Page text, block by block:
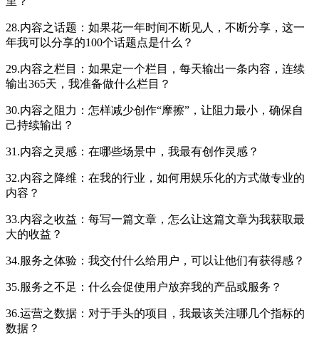
28.内容之话题：如果花一年时间不断见人，不断分享，这一
年我可以分享的100个话题点是什么？
29.内容之栏目：如果定一个栏目，每天输出一条内容，连续
输出365天，我准备做什么栏目？
30.内容之阻力：怎样减少创作“摩擦”，让阻力最小，确保自
己持续输出？
31.内容之灵感：在哪些场景中，我最有创作灵感？
32.内容之降维：在我的行业，如何用娱乐化的方式做专业的
内容？
33.内容之收益：每写一篇文章，怎么让这篇文章为我获取最
大的收益？
34.服务之体验：我交付什么给用户，可以让他们有获得感？
35.服务之不足：什么会促使用户放弃我的产品或服务？
36.运营之数据：对于手头的项目，我最该关注哪几个指标的
数据？